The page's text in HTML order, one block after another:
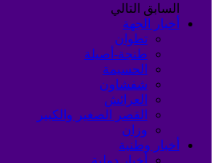
السابق التالي
أخبار الجهة
تطوان
طنجة-أصيلة
الحسيمة
شفشاون
العرائش
القصر الصغير والكبير
وزان
أخبار وطنية
أخبار دولية